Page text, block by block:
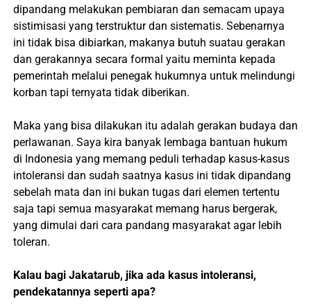
dipandang melakukan pembiaran dan semacam upaya
sistimisasi yang terstruktur dan sistematis. Sebenarnya
ini tidak bisa dibiarkan, makanya butuh suatau gerakan
dan gerakannya secara formal yaitu meminta kepada
pemerintah melalui penegak hukumnya untuk melindungi
korban tapi ternyata tidak diberikan.
Maka yang bisa dilakukan itu adalah gerakan budaya dan
perlawanan. Saya kira banyak lembaga bantuan hukum
di Indonesia yang memang peduli terhadap kasus-kasus
intoleransi dan sudah saatnya kasus ini tidak dipandang
sebelah mata dan ini bukan tugas dari elemen tertentu
saja tapi semua masyarakat memang harus bergerak,
yang dimulai dari cara pandang masyarakat agar lebih
toleran.
Kalau bagi Jakatarub, jika ada kasus intoleransi,
pendekatannya seperti apa?